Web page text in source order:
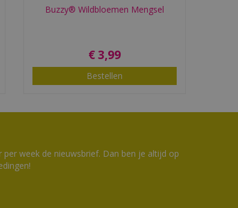
Buzzy® Wildbloemen Mengsel
€3,99
Bestellen
week de nieuwsbrief. Dan ben je altijd op